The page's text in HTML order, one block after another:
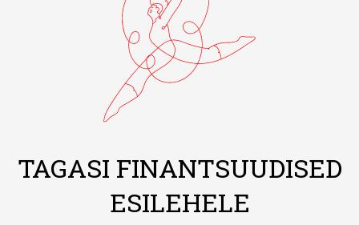
TAGASI FINANTSUUDISED
ESILEHELE